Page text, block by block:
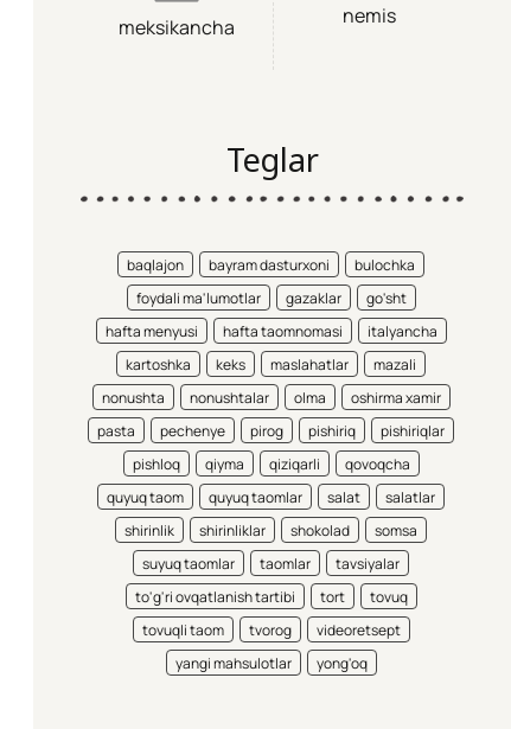
meksikancha nemis
Teglar
baqlajon bayram dasturxoni
bulochka
foydali ma'lumotlar
gazaklar
go'sht
hafta menyusi
hafta taomnomasi
italyancha
kartoshka
keks maslahatlar
mazali
nonushta
nonushtalar olma
oshirma xamir
pasta
pechenye pirog pishiriq
pishiriqlar
pishloq
qiyma qiziqarli
qovoqcha
quyuq taom
quyuq taomlar salat
salatlar
shirinlik
shirinliklar shokolad
somsa
suyuq taomlar
taomlar
tavsiyalar
to'g'ri ovqatlanish tartibi
tort
tovuq
tovuqli taom
tvorog
videoretsept
yangi mahsulotlar
yong'oq